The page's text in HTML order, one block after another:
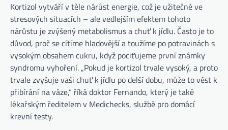
Kortizol vytváří v těle nárůst energie, což je užitečné ve
stresových situacích – ale vedlejším efektem tohoto
nárůstu je zvýšený metabolismus a chuť k jídlu. Často je to
důvod, proč se cítíme hladovější a toužíme po potravinách s
vysokým obsahem cukru, když pociťujeme první známky
syndromu vyhoření. „Pokud je kortizol trvale vysoký, a proto
trvale zvyšuje vaši chuť k jídlu po delší dobu, může to vést k
přibírání na váze,“ říká doktor Fernando, který je také
lékařským ředitelem v Medichecks, službě pro domácí
krevní testy.